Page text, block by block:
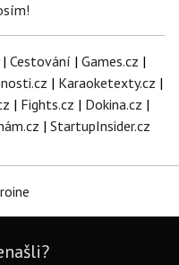
| Cestování | Games.cz |
| Karaoketexty.cz |
| Fights.cz | Dokina.cz |
| StartupInsider.cz